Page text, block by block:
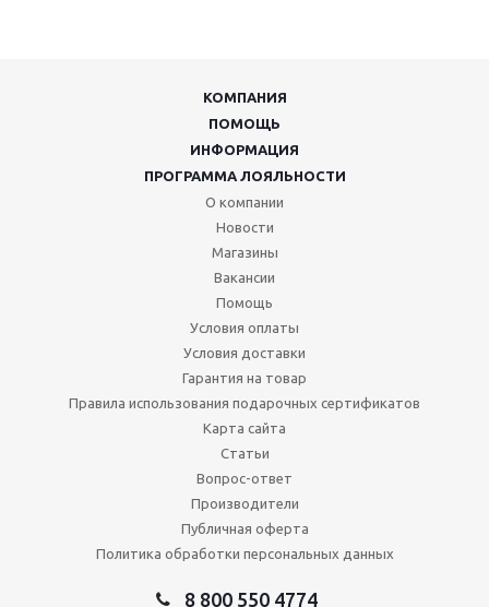
КОМПАНИЯ
ПОМОЩЬ
ИНФОРМАЦИЯ
ПРОГРАММА ЛОЯЛЬНОСТИ
О компании
Новости
Магазины
Вакансии
Помощь
Условия оплаты
Условия доставки
Гарантия на товар
Правила использования подарочных сертификатов
Карта сайта
Статьи
Вопрос-ответ
Производители
Публичная оферта
Политика обработки персональных данных
8 800 550 4774